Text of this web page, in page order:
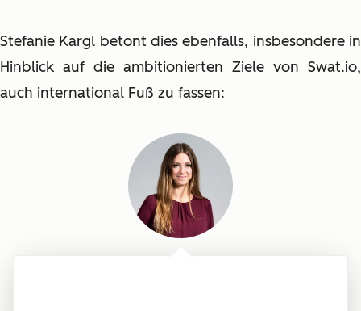
Stefanie Kargl betont dies ebenfalls, insbesondere in
Hinblick auf die ambitionierten Ziele von Swat.io,
auch international Fuß zu fassen: